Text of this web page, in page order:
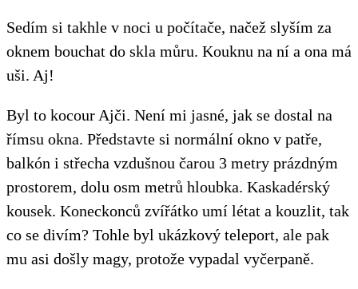
Sedím si takhle v noci u počítače, načež slyším za
oknem bouchat do skla můru. Kouknu na ní a ona má
uši. Aj!
Byl to kocour Ajči. Není mi jasné, jak se dostal na
římsu okna. Představte si normální okno v patře,
balkón i střecha vzdušnou čarou 3 metry prázdným
prostorem, dolu osm metrů hloubka. Kaskadérský
kousek. Koneckonců zvířátko umí létat a kouzlit, tak
co se divím? Tohle byl ukázkový teleport, ale pak
mu asi došly magy, protože vypadal vyčerpaně.